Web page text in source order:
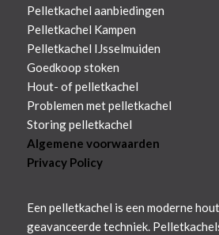
Pelletkachel aanbiedingen
Pelletkachel Kampen
Pelletkachel IJsselmuiden
Goedkoop stoken
Hout- of pelletkachel
Problemen met pelletkachel
Storing pelletkachel
Algemene voorwaarden
Privacy Policy
Een pelletkachel is een moderne
geavanceerde techniek.